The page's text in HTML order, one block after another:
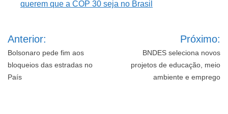
de
Post
Anterior:
Bolsonaro pede fim aos
bloqueios das estradas no
País
Próximo:
BNDES seleciona novos
projetos de educação, meio
ambiente e emprego